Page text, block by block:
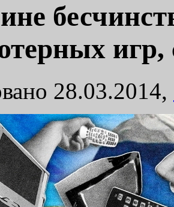
игр,
28.03.2014,